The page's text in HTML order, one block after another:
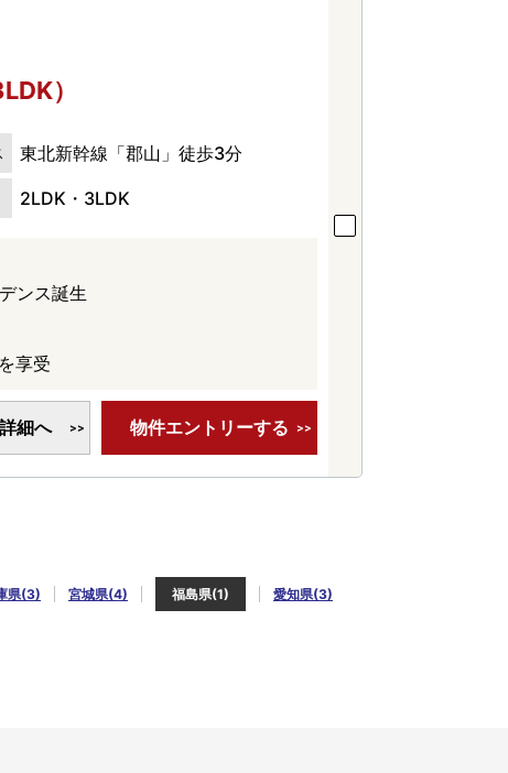
）
東北新幹線「郡山」徒歩3分
2LDK・3LDK
ンス誕生
享受
細へ 物件エントリーする
県(3) 宮城県(4) 福島県(1) 愛知県(3)